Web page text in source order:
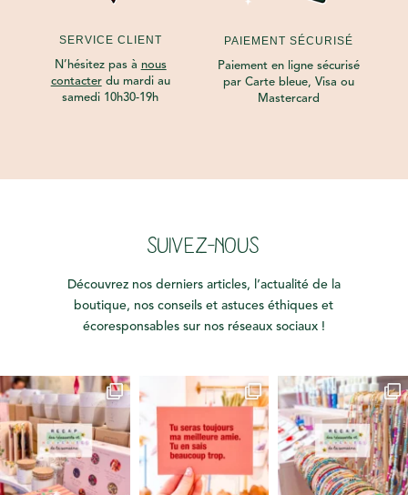
SERVICE CLIENT
N’hésitez pas à nous
contacterdu mardi au
samedi 10h30-19h
PAIEMENT SÉCURISÉ
Paiement en ligne sécurisé
par Carte bleue, Visa ou
Mastercard
SUIVEZ-NOUS
Découvrez nos derniers articles, l’actualité de la
boutique, nos conseils et astuces éthiques et
écoresponsables sur nos réseaux sociaux !